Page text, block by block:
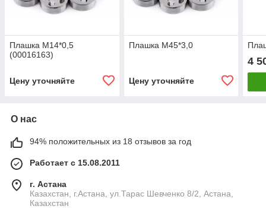
Плашка М14*0,5
(00016163)
Цену уточняйте
Плашка М45*3,0
Цену уточняйте
4
О нас
94% положительных из 18 отзывов за год
Работает с 15.08.2011
г. Астана
Казахстан, г.Астана, ул.Тарас Шевченко 8/2, Астана,
Казахстан